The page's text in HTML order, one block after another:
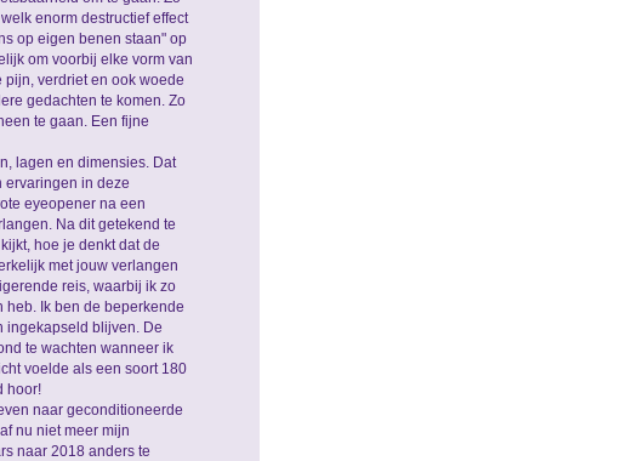
enorm destructief effect
op eigen benen staan" op
om voorbij elke vorm van
verdriet en ook woede
gedachten te komen. Zo
te gaan. Een fijne
lagen en dimensies. Dat
ervaringen in deze
eyeopener na een
Na dit getekend te
hoe je denkt dat de
met jouw verlangen
reis, waarbij ik zo
Ik ben de beperkende
ingekapseld blijven. De
te wachten wanneer ik
voelde als een soort 180
hoor!
naar geconditioneerde
nu niet meer mijn
naar 2018 anders te